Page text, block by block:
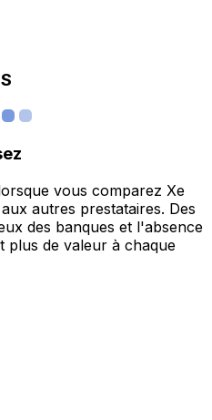
vous comparez Xe
autres prestataires. Des
des banques et l'absence
plus de valeur à chaque